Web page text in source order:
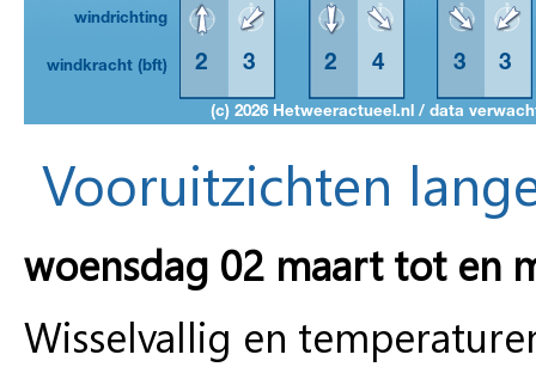
Vooruitzichten
woensdag 02 maart tot en
Wisselvallig en